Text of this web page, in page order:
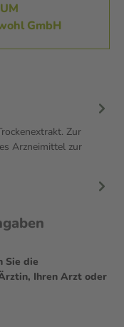
GmbH
Zur
Arzneimittel zur
Sie die
Ihren Arzt oder